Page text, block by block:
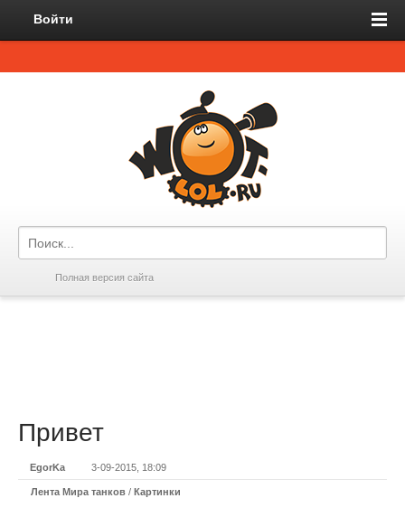
Войти
Полная версия сайта
Привет
EgorKa 3-09-2015, 18:09
Лента Мира танков / Картинки